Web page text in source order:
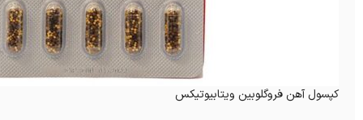
کپسول آهن فروگلوبین ویتابیوتیکس